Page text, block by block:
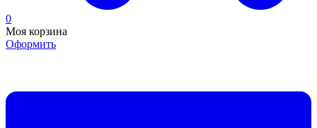
0
Моя корзина
Оформить